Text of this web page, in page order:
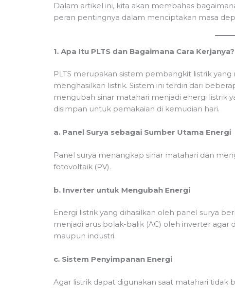
Dalam artikel ini, kita akan membahas
peran pentingnya dalam menciptakan masa
1. Apa Itu PLTS dan Bagaimana Cara Kerjanya?
PLTS merupakan sistem pembangkit listrik
menghasilkan listrik. Sistem ini terdiri dari
mengubah sinar matahari menjadi energi listrik
disimpan untuk pemakaian di kemudian hari.
a. Panel Surya sebagai Sumber Utama Energi
Panel surya menangkap sinar matahari dan
fotovoltaik (PV).
b. Inverter untuk Mengubah Energi
Energi listrik yang dihasilkan oleh panel surya
menjadi arus bolak-balik (AC) oleh inverter
maupun industri.
c. Sistem Penyimpanan Energi
Agar listrik dapat digunakan saat matahari tidak